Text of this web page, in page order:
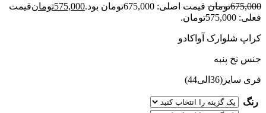
675,000تومان قیمت اصلی: 675,000تومان بود. 575,000تومانقیمت
فعلی: 575,000تومان.
کراپ شلوارک آواکادو
جنس نخ پنبه
فری سایز(36الی44)
رنگ